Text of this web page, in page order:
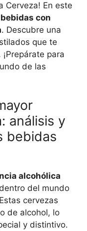
Cerveza! En este
bebidas con
. Descubre una
que te
para
de las
análisis y
bebidas
alcohólica
del mundo
cervezas
de alcohol, lo
y distintivo.